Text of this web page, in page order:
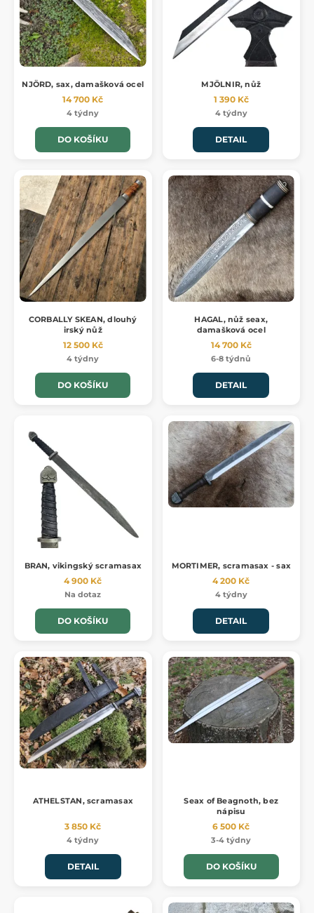
NJÖRD, sax, damašková ocel
14 700 Kč
4 týdny
DO KOŠÍKU
MJÖLNIR, nůž
1 390 Kč
4 týdny
DETAIL
CORBALLY SKEAN, dlouhý
irský nůž
12 500 Kč
4 týdny
DO KOŠÍKU
HAGAL, nůž seax,
damašková ocel
14 700 Kč
6-8 týdnů
DETAIL
BRAN, vikingský scramasax
4 900 Kč
Na dotaz
DO KOŠÍKU
MORTIMER, scramasax - sax
4 200 Kč
4 týdny
DETAIL
ATHELSTAN, scramasax
3 850 Kč
4 týdny
DETAIL
Seax of Beagnoth, bez
nápisu
6 500 Kč
3-4 týdny
DO KOŠÍKU